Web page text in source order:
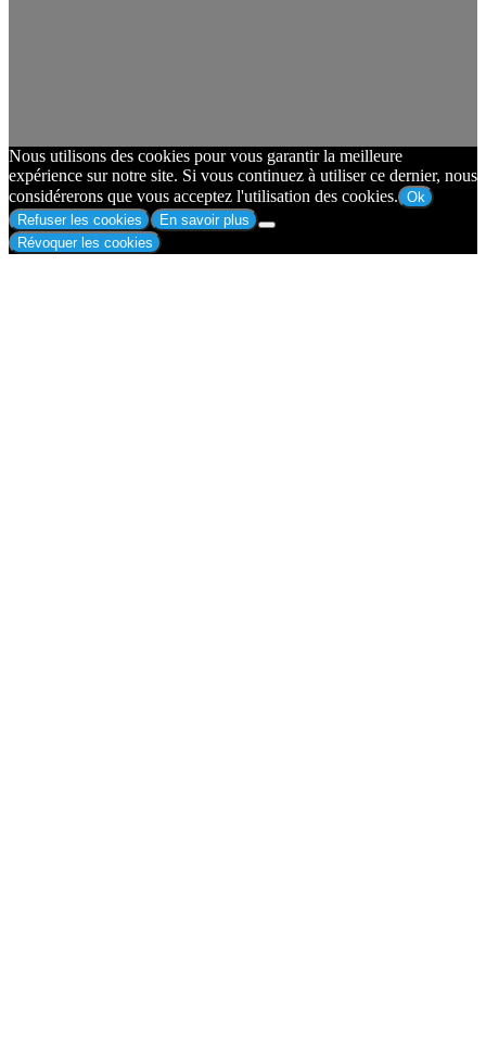
Nous utilisons des cookies pour vous garantir la meilleure
expérience sur notre site. Si vous continuez à utiliser ce dernier, nous
considérerons que vous acceptez l'utilisation des cookies. Ok
Refuser les cookies
En savoir plus
Révoquer les cookies